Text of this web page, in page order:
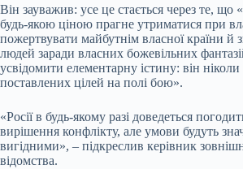
Він зауважив: усе це стається через те, що
будь-якою ціною прагне утриматися при
пожертвувати майбутнім власної країни й
людей заради власних божевільних
усвідомити елементарну істину: він
поставлених цілей на полі бою».
«Росії в будь-якому разі доведеться
вирішення конфлікту, але умови будуть
вигідними», – підкреслив керівник
відомства.